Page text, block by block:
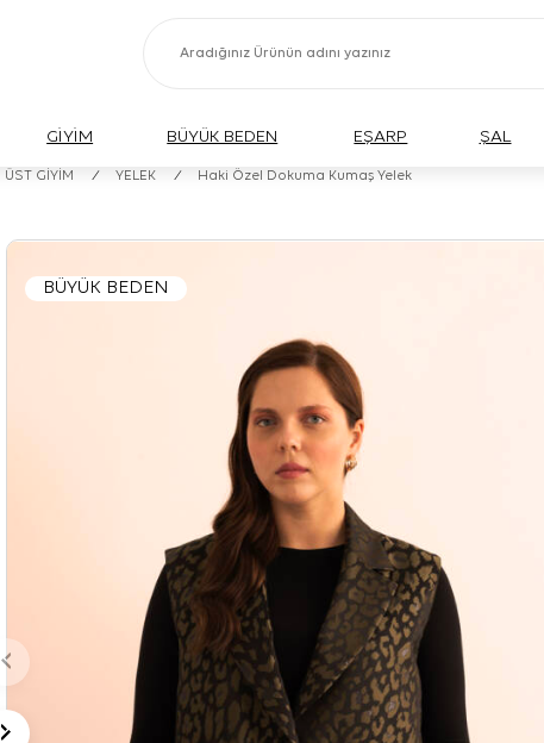
GİYİM BÜYÜK BEDEN EŞARP ŞAL
ÜST GİYİM / YELEK / Haki Özel Dokuma Kumaş Yelek
BÜYÜK BEDEN